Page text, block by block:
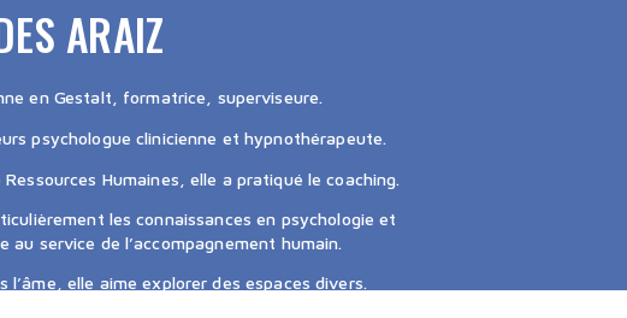
ARAIZ
en Gestalt, formatrice, superviseure.
psychologue clinicienne et hypnothérapeute.
Humaines, elle a pratiqué le coaching.
les connaissances en psychologie et
au service de l’accompagnement humain.
l’âme, elle aime explorer des espaces divers.